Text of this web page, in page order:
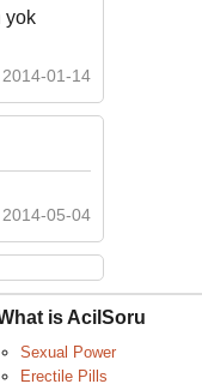
yok
2014-01-14
2014-05-04
is AcilSoru
Sexual Power
Erectile Pills